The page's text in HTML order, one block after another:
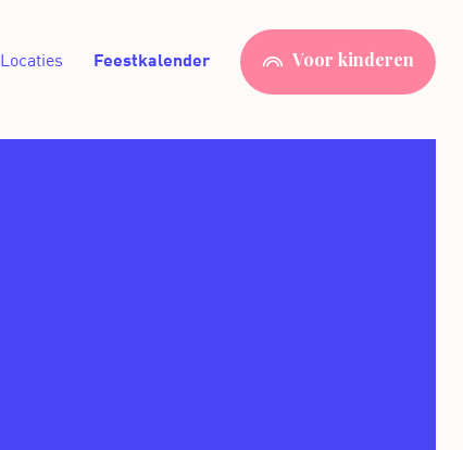
Locaties Feestkalender Voor kinderen